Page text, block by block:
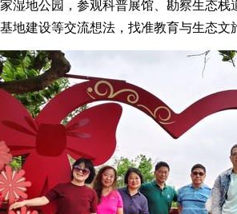
湿地公园，参观科普展馆、勘察生态栈
地建设等交流想法，找准教育与生态文